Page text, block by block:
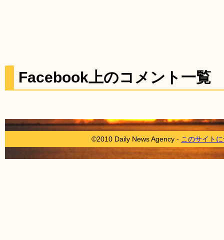
Facebook上のコメント一覧
©2010 Daily News Agency - このサイト